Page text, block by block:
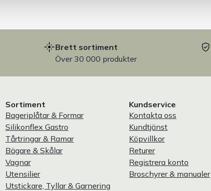
Brett sortiment
Över 30 000 produkter
Sortiment
Bageriplåtar & Formar
Silikonflex Gastro
Tårtringar & Ramar
Bägare & Skålar
Vagnar
Utensilier
Utstickare, Tyllar & Garnering
Kundservice
Kontakta oss
Kundtjänst
Köpvillkor
Returer
Registrera konto
Broschyrer & manualer